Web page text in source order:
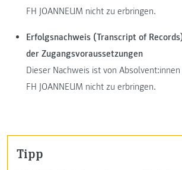
FH JOANNEUM nicht zu erbringen.
Erfolgsnachweis (Transcript of
der Zugangsvoraussetzungen
Dieser Nachweis ist von
FH JOANNEUM nicht zu erbringen.
Tipp